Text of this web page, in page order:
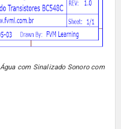
com Sinalizado Sonoro com